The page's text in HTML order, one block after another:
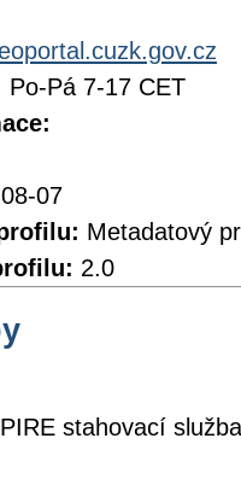
Po-Pá 7-17 CET
07
Metadatový
2.0
stahovací